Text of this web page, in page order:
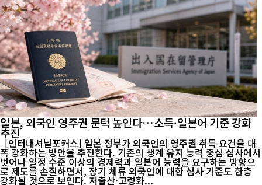
일본, 외국인 영주권 문턱 높인다…소득·일본어 기준 강화
추진
[인터내셔널포커스] 일본 정부가 외국인의 영주권 취득 요건을 대
폭 강화하는 방안을 추진한다. 기존의 생계 유지 능력 중심 심사에서
벗어나 일정 수준 이상의 경제력과 일본어 능력을 요구하는 방향으
로 제도를 손질하면서, 장기 체류 외국인에 대한 심사 기준도 한층
강화될 것으로 보인다. 저출산·고령화...